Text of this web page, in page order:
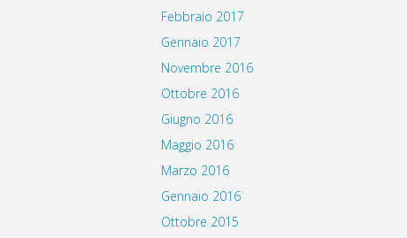
Febbraio 2017
Gennaio 2017
Novembre 2016
Ottobre 2016
Giugno 2016
Maggio 2016
Marzo 2016
Gennaio 2016
Ottobre 2015